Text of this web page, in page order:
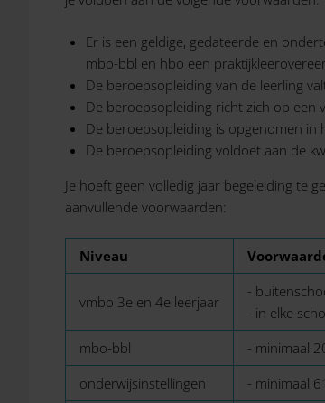
Er is een geldige, gedateerde en
mbo-bbl en hbo een
De beroepsopleiding van de leerling
De beroepsopleiding richt zich op een
De beroepsopleiding is opgenomen in
De beroepsopleiding voldoet aan de
Je hoeft geen volledig jaar begeleiding te
aanvullende voorwaarden:
Niveau
vmbo 3e en 4e leerjaar
-
- in elke
mbo-bbl
- minimaal
onderwijsinstellingen
- minimaal